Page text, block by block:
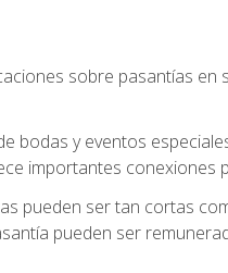
sobre pasantías en
bodas y eventos
importantes conexiones
pueden ser tan cortas
pueden ser